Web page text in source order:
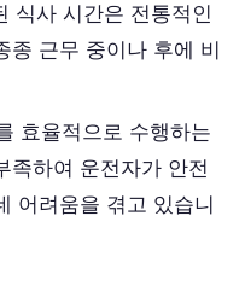
식사 시간은 전통적인
종 근무 중이나 후에 비
효율적으로 수행하는
족하여 운전자가 안전
어려움을 겪고 있습니